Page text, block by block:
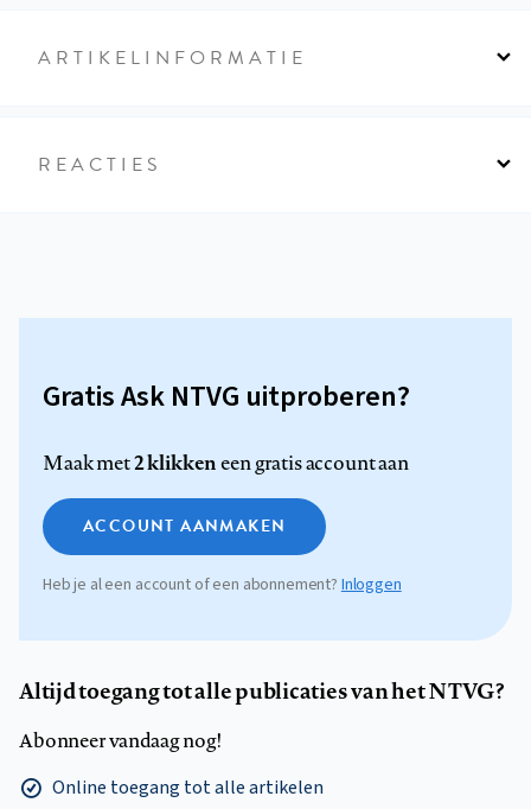
ARTIKELINFORMATIE
REACTIES
Gratis Ask NTVG uitproberen?
Maak met2 klikkeneen gratis account aan
ACCOUNT AANMAKEN
Heb je al een account of een abonnement?Inloggen
Altijd toegang tot alle publicaties van het NTVG?
Abonneer vandaag nog!
Online toegang tot alle artikelen